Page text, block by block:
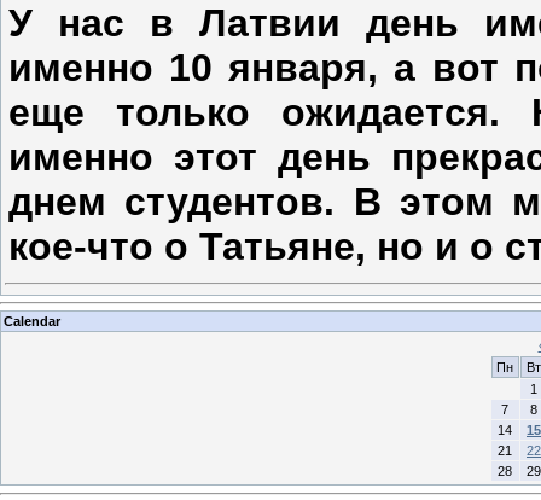
У нас в Латвии день
именно 10 января, а вот
еще только ожидается.
именно этот день
днем студентов. В этом
кое-что о Татьяне, но и о
Calendar
Пн
Вт
1
7
8
14
15
21
22
28
29